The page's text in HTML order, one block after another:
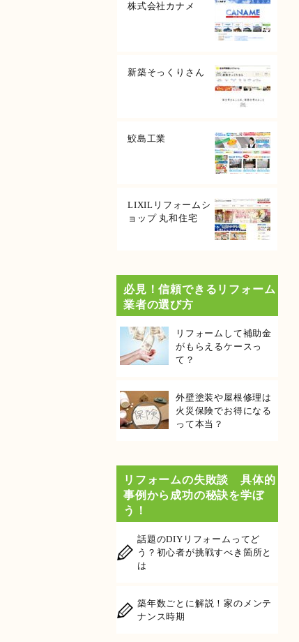
株式会社カナメ
新築そっくりさん
鮫島工業
LIXILリフォームシ
ョップ 丸和住宅
必見！信頼できるリフォーム
業者の選び方
リフォームして補助金
がもらえるケースっ
て？
外壁塗装や屋根修理は
火災保険でお得になる
って本当？
リフォームの失敗談 具体的
事例から成功の秘訣を学ぼ
う！
話題のDIYリフォームってど
う？初心者が挑戦すべき箇所と
は
築年数ごとに解説！家のメンテ
ナンス時期